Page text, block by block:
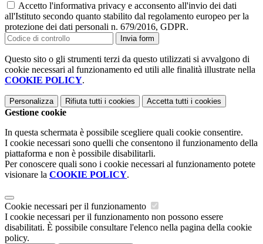
Accetto l'informativa privacy e acconsento all'invio dei dati
all'Istituto secondo quanto stabilito dal regolamento europeo per la
protezione dei dati personali n. 679/2016, GDPR.
Invia form
Questo sito o gli strumenti terzi da questo utilizzati si avvalgono di
cookie necessari al funzionamento ed utili alle finalità illustrate nella
COOKIE POLICY.
Personalizza Rifiuta tutti i cookies Accetta tutti i cookies
Gestione cookie
In questa schermata è possibile scegliere quali cookie consentire.
I cookie necessari sono quelli che consentono il funzionamento della
piattaforma e non è possibile disabilitarli.
Per conoscere quali sono i cookie necessari al funzionamento potete
visionare la COOKIE POLICY.
Cookie necessari per il funzionamento
I cookie necessari per il funzionamento non possono essere
disabilitati. È possibile consultare l'elenco nella pagina della cookie
policy.